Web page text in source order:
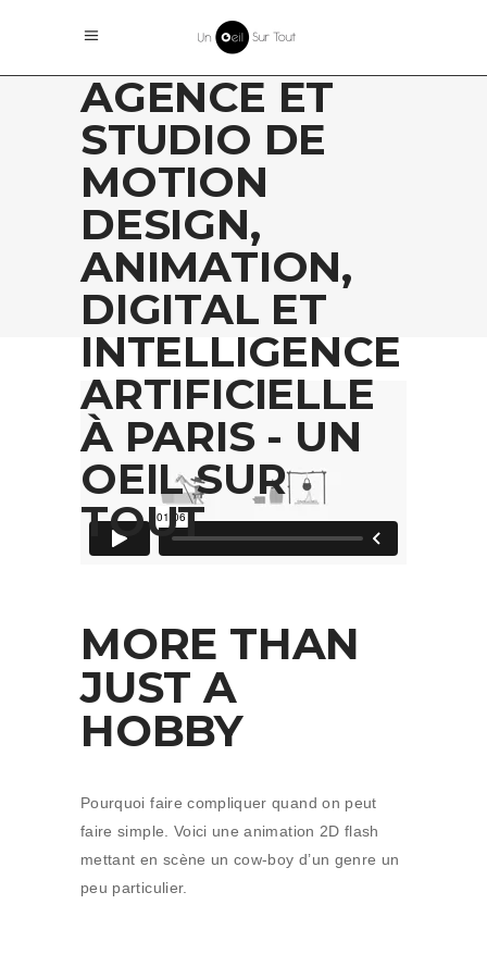
AGENCE ET
STUDIO DE
MOTION
DESIGN,
ANIMATION,
DIGITAL ET
INTELLIGENCE
ARTIFICIELLE
À PARIS - UN
OEIL SUR
TOUT
MORE THAN
JUST A
HOBBY
Pourquoi faire compliquer quand on peut
faire simple. Voici une animation 2D flash
mettant en scène un cow-boy d’un genre un
peu particulier.